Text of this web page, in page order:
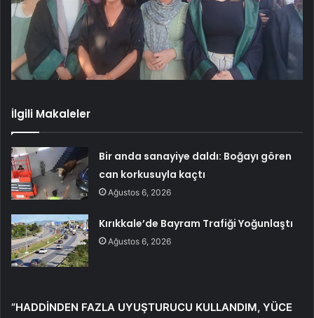
İlgili Makaleler
Bir anda sanayiye daldı: Boğayı gören
can korkusuyla kaçtı
Ağustos 6, 2026
Kırıkkale’de Bayram Trafiği Yoğunlaştı
Ağustos 6, 2026
“HADDİNDEN FAZLA UYUŞTURUCU KULLANDIM, YÜCE